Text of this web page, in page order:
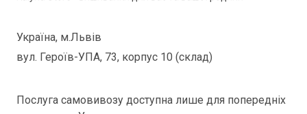
Україна, м.Львів
вул. Героїв-УПА, 73, корпус 10 (склад)
Послуга самовивозу доступна лише для попередніх